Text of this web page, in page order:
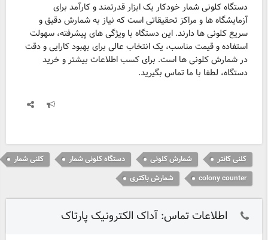
دستگاه کلونی شمار خودکار یک ابزار قدرتمند و کارآمد برای
آزمایشگاه ها و مراکز تحقیقاتی است که نیاز به شمارش دقیق و
سریع کلونی ها دارند. این دستگاه با ویژگی های پیشرفته، سهولت
استفاده و قیمت مناسب، یک انتخاب عالی برای بهبود کارایی و دقت
در شمارش کلونی ها است. برای کسب اطلاعات بیشتر و خرید
دستگاه، لطفا با ما تماس بگیرید.
کلنی کانتر شمارش کلونی دستگاه کلونی شمار
کلنی شمار
colony counter
شمارش باکتری
اطلاعات تماس: آداک الکترونیک پارتاک